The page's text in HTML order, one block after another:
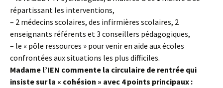
répartissant les interventions,
– 2 médecins scolaires, des infirmières scolaires, 2
enseignants référents et 3 conseillers pédagogiques,
– le « pôle ressources » pour venir en aide aux écoles
confrontées aux situations les plus difficiles.
Madame l’IEN commente la circulaire de rentrée qui
insiste sur la « cohésion » avec 4 points principaux :